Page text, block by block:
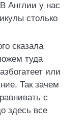
Англии у нас
столько
сказала
туда
или
Так зачем
с
здесь все